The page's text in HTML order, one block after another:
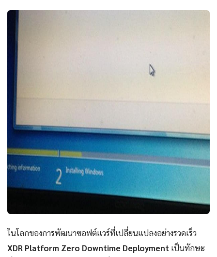
ในโลกของการพัฒนาซอฟต์แวร์ที่เปลี่ยนแปลงอย่างรวดเร็ว
XDR Platform Zero Downtime Deployment เป็นทักษะ